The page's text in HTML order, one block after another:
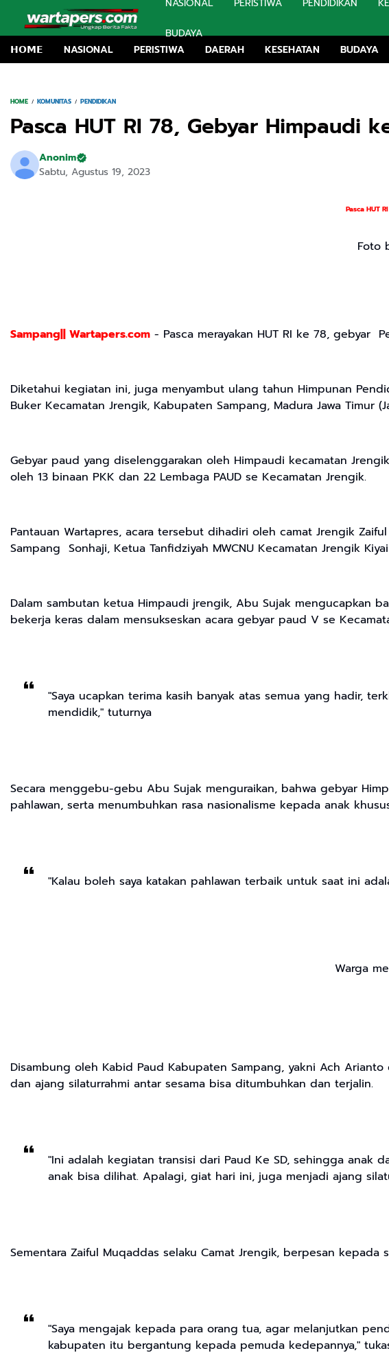
BUDAYA
𝗛𝗢𝗠𝗘
NASIONAL PERISTIWA DAERAH KESEHATAN BUDAYA
Dugaan
HOME KOMUNITAS PENDIDIKAN
Pasca HUT RI 78, Gebyar Himpaudi
Anonim
Sabtu, Agustus 19, 2023
Pasca HUT
Foto
Sampang|| Wartapers.com - Pasca merayakan HUT RI ke 78, gebyar
Diketahui kegiatan ini, juga menyambut ulang tahun Himpunan
Buker Kecamatan Jrengik, Kabupaten Sampang, Madura Jawa Timur
Gebyar paud yang diselenggarakan oleh Himpaudi kecamatan
oleh 13 binaan PKK dan 22 Lembaga PAUD se Kecamatan Jrengik.
Pantauan Wartapres, acara tersebut dihadiri oleh camat Jrengik
Sampang Sonhaji, Ketua Tanfidziyah MWCNU Kecamatan Jrengik
Dalam sambutan ketua Himpaudi jrengik, Abu Sujak mengucapkan
bekerja keras dalam mensukseskan acara gebyar paud V se
"Saya ucapkan terima kasih banyak atas semua yang hadir,
mendidik," tuturnya
Secara menggebu-gebu Abu Sujak menguraikan, bahwa gebyar
pahlawan, serta menumbuhkan rasa nasionalisme kepada anak
"Kalau boleh saya katakan pahlawan terbaik untuk saat ini
Warga
Disambung oleh Kabid Paud Kabupaten Sampang, yakni Ach
dan ajang silaturrahmi antar sesama bisa ditumbuhkan dan terjalin.
"Ini adalah kegiatan transisi dari Paud Ke SD, sehingga
anak bisa dilihat. Apalagi, giat hari ini, juga menjadi ajang
Sementara Zaiful Muqaddas selaku Camat Jrengik, berpesan
"Saya mengajak kepada para orang tua, agar melanjutkan
kabupaten itu bergantung kepada pemuda kedepannya,"